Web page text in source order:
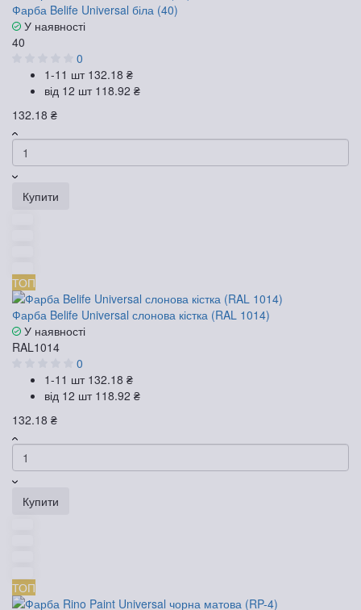
Фарба Belife Universal біла (40)
У наявності
40
0
1-11 шт 132.18 ₴
від 12 шт 118.92 ₴
132.18 ₴
Купити
ТОП
Фарба Belife Universal слонова кістка (RAL 1014)
У наявності
RAL1014
0
1-11 шт 132.18 ₴
від 12 шт 118.92 ₴
132.18 ₴
Купити
ТОП